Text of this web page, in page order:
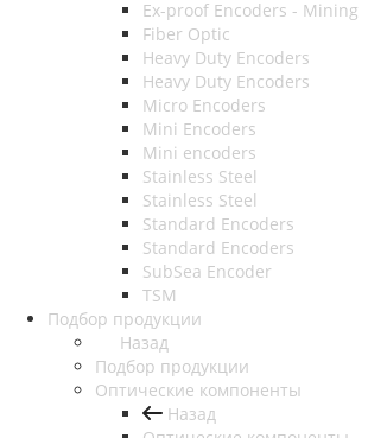
Ex-proof Encoders - Mining
Fiber Optic
Heavy Duty Encoders
Heavy Duty Encoders
Micro Encoders
Mini Encoders
Mini encoders
Stainless Steel
Stainless Steel
Standard Encoders
Standard Encoders
SubSea Encoder
TSM
Подбор продукции
Назад
Подбор продукции
Оптические компоненты
Назад